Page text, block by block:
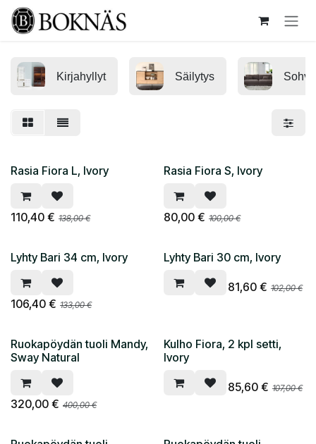
Siirry sisältöön
Kirjahyllyt Säilytys
Rasia Fiora L, Ivory
110,40 € 138,00€
Rasia Fiora S, Ivory
80,00€ 100,00€
Lyhty Bari 34 cm, Ivory
106,40 € 133,00€
Lyhty Bari 30 cm, Ivory
81,60€ 102,00€
Ruokapöydän tuoli Mandy,
Sway Natural
320,00 € 400,00€
Kulho Fiora, 2 kpl setti,
Ivory
85,60€ 107,00€